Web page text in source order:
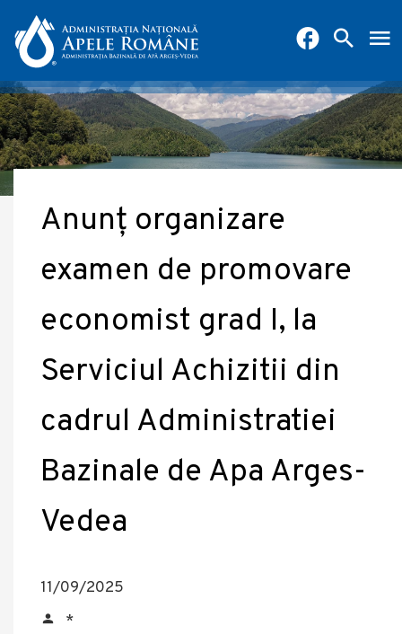
Anunț organizare
examen de promovare
economist grad I, la
Serviciul Achizitii din
cadrul Administratiei
Bazinale de Apa Arges-
Vedea
11/09/2025
*